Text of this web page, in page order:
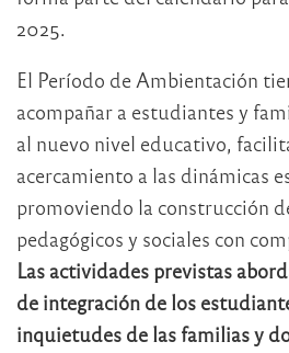
2025.
El Período de Ambientación
acompañar a estudiantes y
al nuevo nivel educativo,
acercamiento a las dinámicas
promoviendo la construcción
pedagógicos y sociales con
Las actividades previstas
de integración de los
inquietudes de las familias y